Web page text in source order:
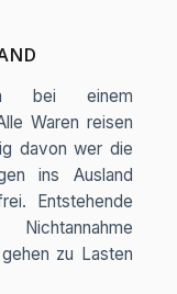
bei einem
Waren reisen
davon wer die
ins Ausland
Entstehende
zu Lasten